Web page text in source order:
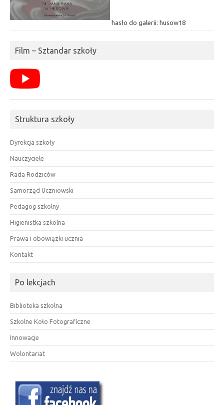
hasło do galerii: husow18
Film – Sztandar szkoły
Struktura szkoły
Dyrekcja szkoły
Nauczyciele
Rada Rodziców
Samorząd Uczniowski
Pedagog szkolny
Higienistka szkolna
Prawa i obowiązki ucznia
Kontakt
Po lekcjach
Biblioteka szkolna
Szkolne Koło Fotograficzne
Innowacje
Wolontariat